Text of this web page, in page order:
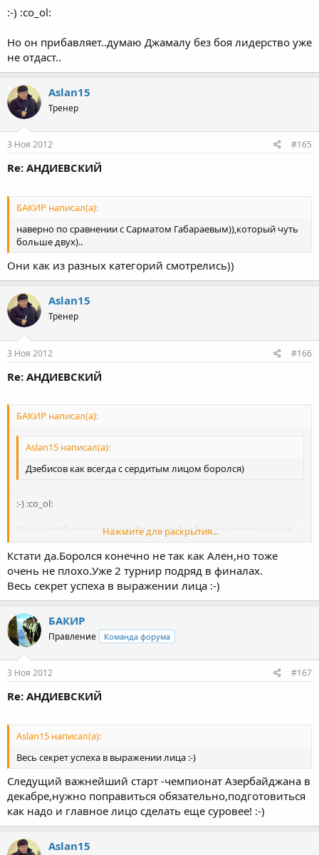
:-) :co_ol:
Но он прибавляет..думаю Джамалу без боя лидерство уже
не отдаст..
Aslan15
Тренер
3 Ноя 2012 #165
Re: АНДИЕВСКИЙ
БАКИР написал(а):
наверно по сравнении с Сарматом Габараевым)),который чуть
больше двух)..
Они как из разных категорий смотрелись))
Aslan15
Тренер
3 Ноя 2012 #166
Re: АНДИЕВСКИЙ
БАКИР написал(а):
Aslan15 написал(а):
Дзебисов как всегда с сердитым лицом боролся)
Нажмите для раскрытия...
:-) :co_ol:
Но он прибавляет..думаю Джамалу без боя лидерство уже не
Нажмите для раскрытия...
Кстати да.Боролся конечно не так как Ален,но тоже
очень не плохо.Уже 2 турнир подряд в финалах.
Весь секрет успеха в выражении лица :-)
БАКИР
Правление Команда форума
3 Ноя 2012 #167
Re: АНДИЕВСКИЙ
Aslan15 написал(а):
Весь секрет успеха в выражении лица :-)
Cледущий важнейший старт -чемпионат Азербайджана в
декабре,нужно поправиться обязательно,подготовиться
как надо и главное лицо сделать еще суровее! :-)
Aslan15